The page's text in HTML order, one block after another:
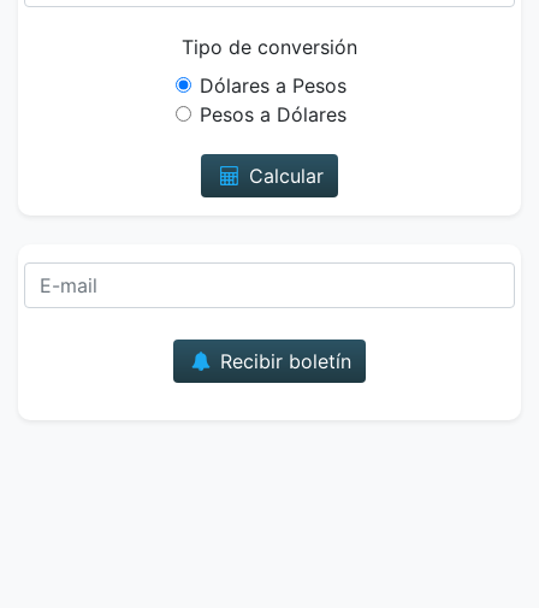
Tipo de conversión
Dólares a Pesos
Pesos a Dólares
Calcular
Recibir boletín